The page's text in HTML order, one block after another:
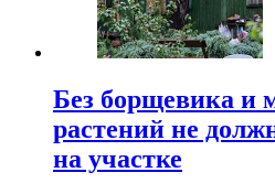
Без борщевика и
растений не
на участке